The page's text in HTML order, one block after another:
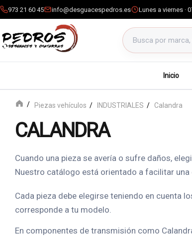
973 21 60 45 info@desguacespedros.es Lunes a viernes ·
Buscar productos
Inicio
Piezas vehículos INDUSTRIALES Calandra
CALANDRA
Cuando una pieza se avería o sufre daños,
Nuestro catálogo está orientado a facilitar
Cada pieza debe elegirse teniendo en cuenta
corresponde a tu modelo.
En componentes de transmisión como